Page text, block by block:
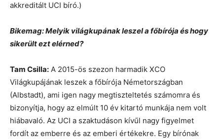
akkreditált UCI bíró.)
Bikemag: Melyik világkupának leszel a főbírója és hogy
sikerült ezt elérned?
Tam Csilla: A 2015-ös szezon harmadik XCO
Világkupájának leszek a főbírója Németországban
(Albstadt), ami igen nagy megtiszteltetés számomra és
bizonyítja, hogy az elmúlt 10 év kitartó munkája nem volt
hiábavaló. Az UCI a szaktudáson kívűl nagy figyelmet
fordít az emberre és az emberi értékekre. Egy bírónak